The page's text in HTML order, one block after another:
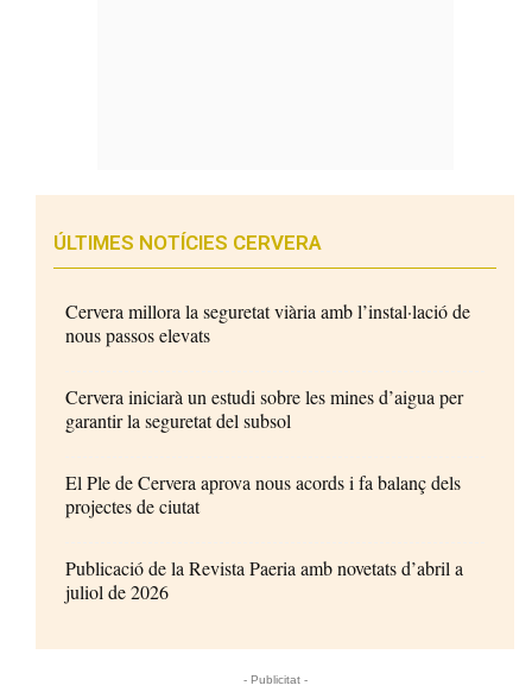
ÚLTIMES NOTÍCIES CERVERA
Cervera millora la seguretat viària amb l’instal·lació de
nous passos elevats
Cervera iniciarà un estudi sobre les mines d’aigua per
garantir la seguretat del subsol
El Ple de Cervera aprova nous acords i fa balanç dels
projectes de ciutat
Publicació de la Revista Paeria amb novetats d’abril a
juliol de 2026
- Publicitat -